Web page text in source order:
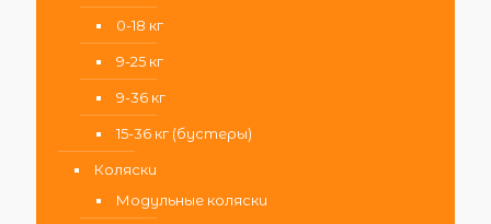
0-18 кг
9-25 кг
9-36 кг
15-36 кг (бустеры)
Коляски
Модульные коляски